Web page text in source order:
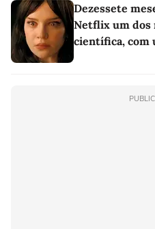
Dezessete
Netflix um dos
científica, com